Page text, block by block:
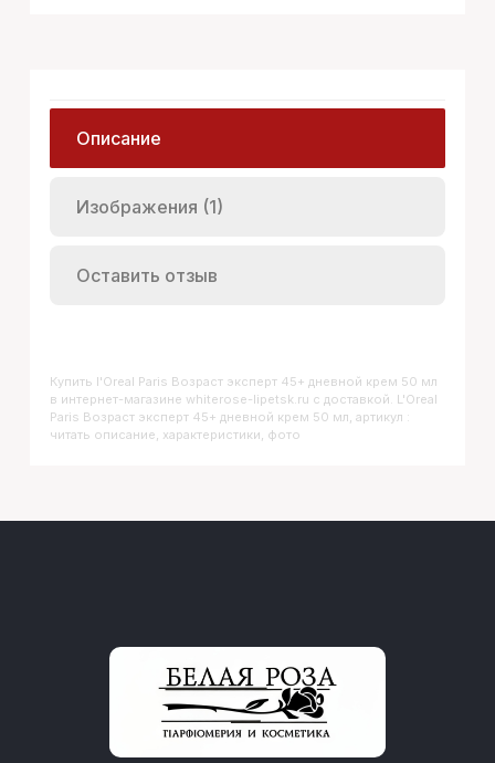
Описание
Изображения (1)
Оставить отзыв
Купить
L'Oreal Paris Возраст эксперт 45+ дневной крем 50 мл
в интернет-магазине whiterose-lipetsk.ru с доставкой. L'Oreal
Paris Возраст эксперт 45+ дневной крем 50 мл, артикул :
читать описание, характеристики, фото